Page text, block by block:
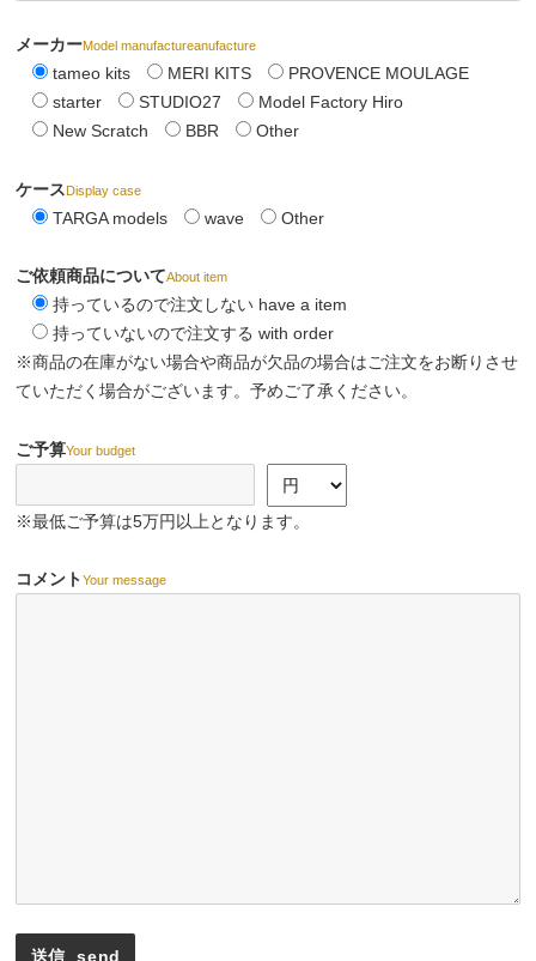
メーカーModel manufactureanufacture
tameo kits MERI KITS
PROVENCE MOULAGE
starter
STUDIO27
Model Factory Hiro
New Scratch
BBR Other
ケースDisplay case
TARGA models wave Other
ご依頼商品についてAbout item
持っているので注文しない have a item
持っていないので注文する with order
※商品の在庫がない場合や商品が欠品の場合はご注文をお断りさせ
ていただく場合がございます。予めご了承ください。
ご予算Your budget
※最低ご予算は5万円以上となります。
コメントYour message